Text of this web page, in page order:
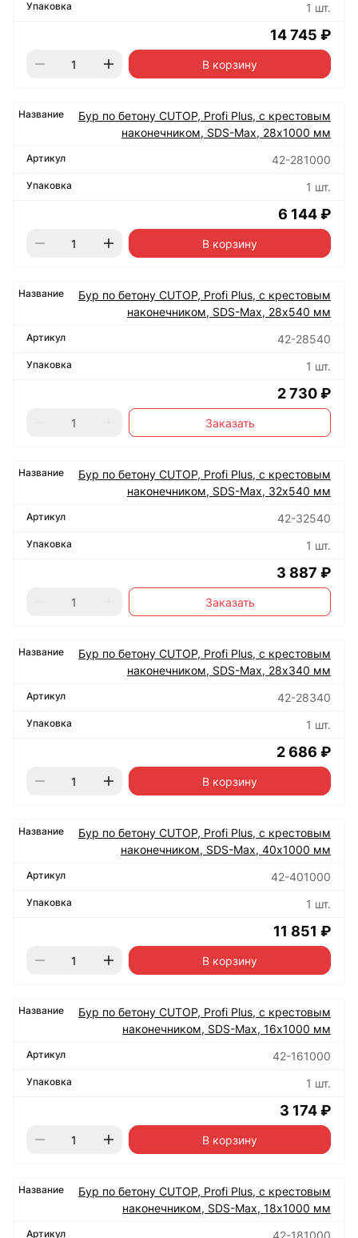
1 шт.
14 745 ₽
В корзину
Бур по бетону CUTOP, Profi Plus, с крестовым
наконечником, SDS-Max, 28х1000 мм
42-281000
1 шт.
6 144 ₽
В корзину
Бур по бетону CUTOP, Profi Plus, с крестовым
наконечником, SDS-Max, 28х540 мм
42-28540
1 шт.
2 730 ₽
Заказать
Бур по бетону CUTOP, Profi Plus, с крестовым
наконечником, SDS-Max, 32х540 мм
42-32540
1 шт.
3 887 ₽
Заказать
Бур по бетону CUTOP, Profi Plus, с крестовым
наконечником, SDS-Max, 28х340 мм
42-28340
1 шт.
2 686 ₽
В корзину
Бур по бетону CUTOP, Profi Plus, с крестовым
наконечником, SDS-Max, 40х1000 мм
42-401000
1 шт.
11 851 ₽
В корзину
Бур по бетону CUTOP, Profi Plus, с крестовым
наконечником, SDS-Max, 16х1000 мм
42-161000
1 шт.
3 174 ₽
В корзину
Бур по бетону CUTOP, Profi Plus, с крестовым
наконечником, SDS-Max, 18х1000 мм